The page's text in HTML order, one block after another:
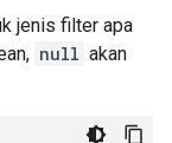
jenis filter apa
null akan